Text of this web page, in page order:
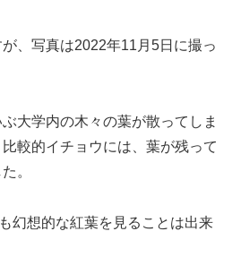
が、写真は2022年11月5日に撮っ
大学内の木々の葉が散ってしま
較的イチョウには、葉が残って
。
幻想的な紅葉を見ることは出来